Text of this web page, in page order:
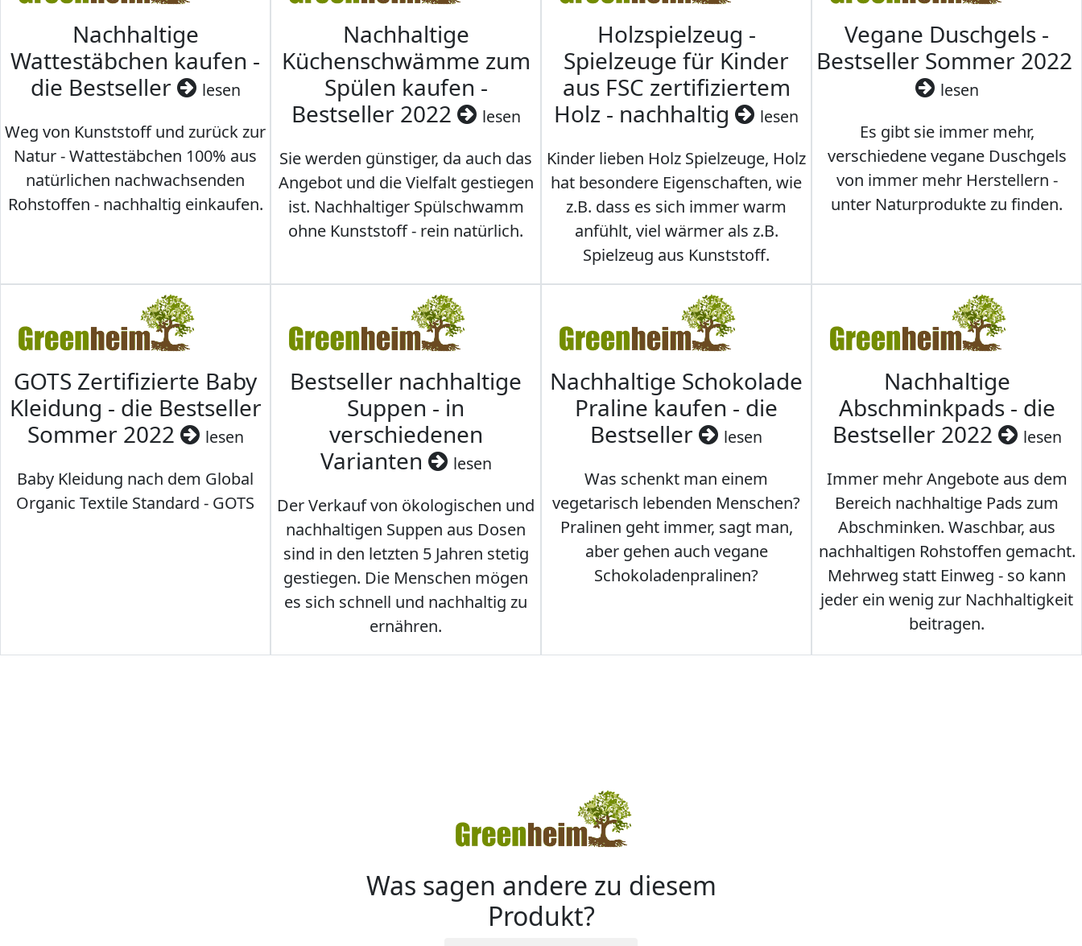
Nachhaltige
Wattestäbchen kaufen -
die Bestseller
lesen
Weg von Kunststoff und zurück zur
Natur - Wattestäbchen 100% aus
natürlichen nachwachsenden
Rohstoffen - nachhaltig einkaufen.
Nachhaltige
Küchenschwämme zum
Spülen kaufen -
Bestseller 2022
lesen
Sie werden günstiger, da auch das
Angebot und die Vielfalt gestiegen
ist. Nachhaltiger Spülschwamm
ohne Kunststoff - rein natürlich.
Holzspielzeug -
Spielzeuge für Kinder
aus FSC zertifiziertem
Holz - nachhaltig
lesen
Kinder lieben Holz Spielzeuge, Holz
hat besondere Eigenschaften, wie
z.B. dass es sich immer warm
anfühlt, viel wärmer als z.B.
Spielzeug aus Kunststoff.
Vegane Duschgels -
Bestseller Sommer 2022
lesen
Es gibt sie immer mehr,
verschiedene vegane Duschgels
von immer mehr Herstellern -
unter Naturprodukte zu finden.
GOTS Zertifizierte Baby
Kleidung - die Bestseller
Sommer 2022
lesen
Baby Kleidung nach dem Global
Organic Textile Standard - GOTS
Bestseller nachhaltige
Suppen - in
verschiedenen
Varianten
lesen
Der Verkauf von ökologischen und
nachhaltigen Suppen aus Dosen
sind in den letzten 5 Jahren stetig
gestiegen. Die Menschen mögen
es sich schnell und nachhaltig zu
ernähren.
Nachhaltige Schokolade
Praline kaufen - die
Bestseller
lesen
Was schenkt man einem
vegetarisch lebenden Menschen?
Pralinen geht immer, sagt man,
aber gehen auch vegane
Schokoladenpralinen?
Nachhaltige
Abschminkpads - die
Bestseller 2022
lesen
Immer mehr Angebote aus dem
Bereich nachhaltige Pads zum
Abschminken. Waschbar, aus
nachhaltigen Rohstoffen gemacht.
Mehrweg statt Einweg - so kann
jeder ein wenig zur Nachhaltigkeit
beitragen.
Was sagen andere zu diesem
Produkt?